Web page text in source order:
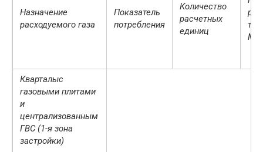
Назначение
расходуемого газа
Показатель
потребления
Количество
расчетных
единиц
Кварталыс
газовыми плитами
и
централизованным
ГВС (1-я зона
застройки)